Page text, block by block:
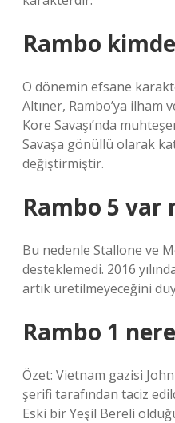
Rambo
O dönemin efsane
Altıner, Rambo’ya
Kore Savaşı’nda
Savaşa gönüllü olarak
değiştirmiştir.
Rambo 5 var
Bu nedenle Stallone ve
desteklemedi. 2016
artık üretilmeyeceğini
Rambo 1
Özet: Vietnam gazisi
şerifi tarafından taciz
Eski bir Yeşil Bereli